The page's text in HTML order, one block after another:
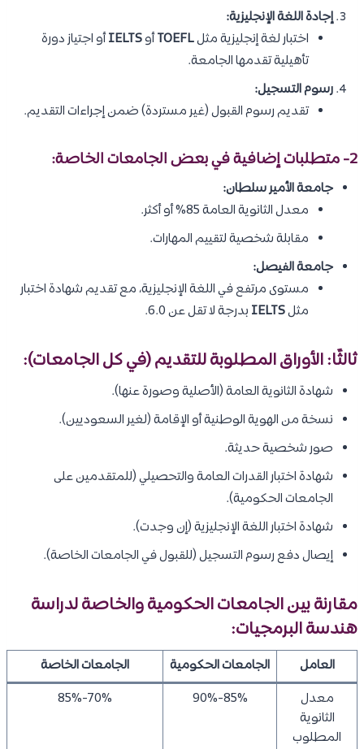
إجادة اللغة الإنجليزية:
اختبار لغة إنجليزية مثلTOEFLأوIELTSأو اجتياز دورة
تأهيلية تقدمها الجامعة.
رسوم التسجيل:
تقديم رسوم القبول (غير مستردة) ضمن إجراءات التقديم.
2- متطلبات إضافية في بعض الجامعات الخاصة:
جامعة الأمير سلطان:
معدل الثانوية العامة 85% أو أكثر.
مقابلة شخصية لتقييم المهارات.
جامعة الفيصل:
مستوى مرتفع في اللغة الإنجليزية، مع تقديم شهادة اختبار
مثلIELTS بدرجة لا تقل عن 6.0.
ثالثًا: الأوراق المطلوبة للتقديم (في كل الجامعات):
شهادة الثانوية العامة (الأصلية وصورة عنها).
نسخة من الهوية الوطنية أو الإقامة (لغير السعوديين).
صور شخصية حديثة.
شهادة اختبار القدرات العامة والتحصيلي (للمتقدمين على
الجامعات الحكومية).
شهادة اختبار اللغة الإنجليزية (إن وجدت).
إيصال دفع رسوم التسجيل (للقبول في الجامعات الخاصة).
مقارنة بين الجامعات الحكومية والخاصة لدراسة
هندسة البرمجيات:
العامل الجامعات الحكومية
الجامعات الخاصة
معدل
الثانوية
المطلوب
85%-90%
70%-85%